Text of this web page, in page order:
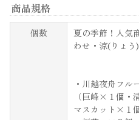
商品規格
個数
夏の季節！人気
わせ・涼(りょ
・川越夜舟フ
（巨峰×１個・
マスカット×１個